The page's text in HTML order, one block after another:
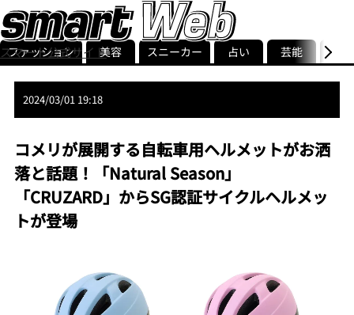
スマート公式サイト
smart最新号
記事一覧ランキング
ストリ
ファッション 美容 スニーカー 占い 芸能 グル
2024/03/01 19:18
コメリが展開する自転車用ヘルメットがお洒
落と話題！「Natural Season」
「CRUZARD」からSG認証サイクルヘルメッ
トが登場